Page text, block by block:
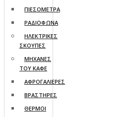
ΠΙΕΣΟΜΕΤΡΑ
ΡΑΔΙΟΦΩΝΑ
ΗΛΕΚΤΡΙΚΕΣ
ΣΚΟΥΠΕΣ
ΜΗΧΑΝΕΣ
ΤΟΥ ΚΑΦΕ
ΑΦΡΟΓΑΛΙΕΡΕΣ
ΒΡΑΣΤΗΡΕΣ
ΘΕΡΜΟΙ